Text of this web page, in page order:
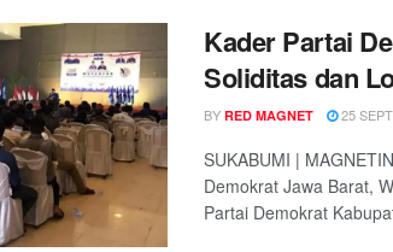
Kader Partai
Soliditas dan
BY RED MAGNET 25
SUKABUMI |
Demokrat Jawa Barat,
Partai Demokrat